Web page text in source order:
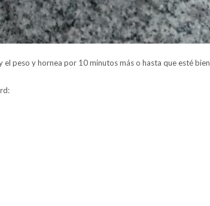
peso y hornea por 10 minutos más o hasta que esté bien